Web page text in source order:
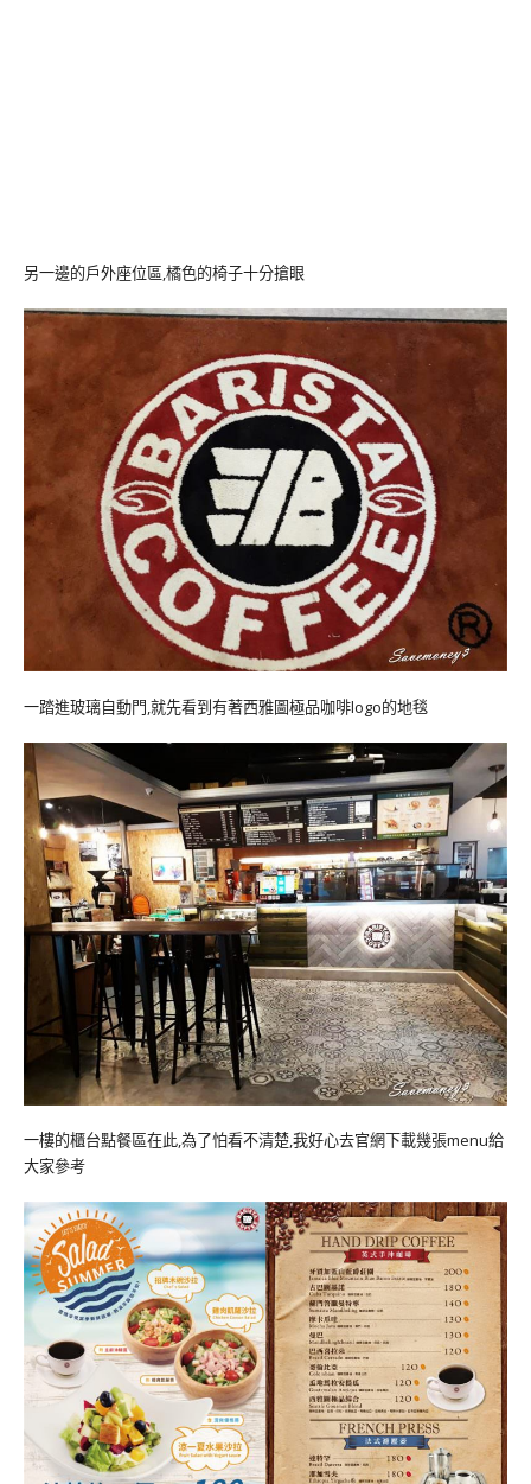
另一邊的戶外座位區,橘色的椅子十分搶眼
一踏進玻璃自動門,就先看到有著西雅圖極品咖啡logo的地毯
一樓的櫃台點餐區在此,為了怕看不清楚,我好心去官網下載幾張menu給
大家參考